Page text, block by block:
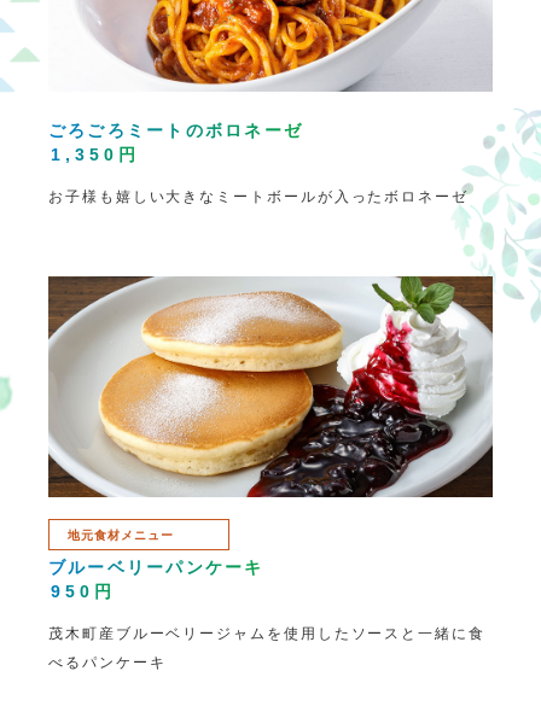
ごろごろミートのボロネーゼ
1,350円
お子様も嬉しい大きなミートボールが入ったボロネーゼ
地元食材メニュー
ブルーベリーパンケーキ
950円
茂木町産ブルーベリージャムを使用したソースと一緒に食
べるパンケーキ